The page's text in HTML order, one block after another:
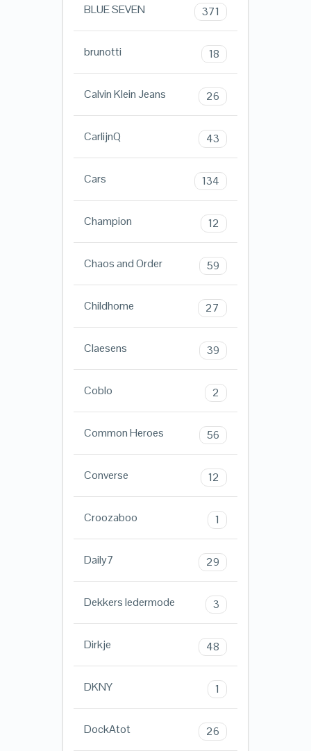
BLUE SEVEN 371
brunotti 18
Calvin Klein Jeans 26
CarlijnQ 43
Cars 134
Champion 12
Chaos and Order 59
Childhome 27
Claesens 39
Coblo 2
Common Heroes 56
Converse 12
Croozaboo 1
Daily7 29
Dekkers ledermode 3
Dirkje 48
DKNY 1
DockAtot 26